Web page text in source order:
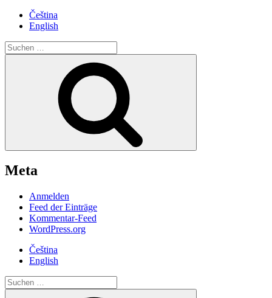
Čeština
English
Suche
nach:
Meta
Anmelden
Feed der Einträge
Kommentar-Feed
WordPress.org
Čeština
English
Suche
nach: